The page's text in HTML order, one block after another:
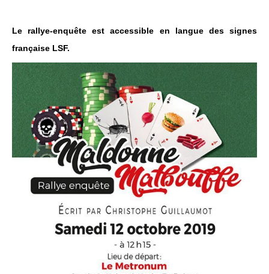
Le rallye‐enquête est accessible en langue des signes
française LSF.